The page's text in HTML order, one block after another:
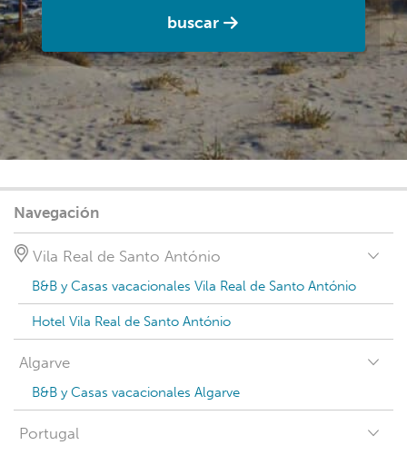
buscar
Navegación
Vila Real de Santo António
B&B y Casas vacacionales Vila Real de Santo António
Hotel Vila Real de Santo António
Algarve
B&B y Casas vacacionales Algarve
Portugal